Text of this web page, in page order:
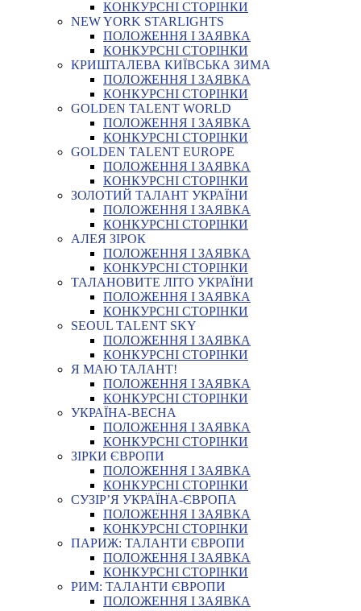
КОНКУРСНІ СТОРІНКИ
NEW YORK STARLIGHTS
ПОЛОЖЕННЯ І ЗАЯВКА
КОНКУРСНІ СТОРІНКИ
КРИШТАЛЕВА КИЇВСЬКА ЗИМА
ПОЛОЖЕННЯ І ЗАЯВКА
КОНКУРСНІ СТОРІНКИ
GOLDEN TALENT WORLD
ПОЛОЖЕННЯ І ЗАЯВКА
КОНКУРСНІ СТОРІНКИ
GOLDEN TALENT EUROPE
ПОЛОЖЕННЯ І ЗАЯВКА
КОНКУРСНІ СТОРІНКИ
ЗОЛОТИЙ ТАЛАНТ УКРАЇНИ
ПОЛОЖЕННЯ І ЗАЯВКА
КОНКУРСНІ СТОРІНКИ
АЛЕЯ ЗІРОК
ПОЛОЖЕННЯ І ЗАЯВКА
КОНКУРСНІ СТОРІНКИ
ТАЛАНОВИТЕ ЛІТО УКРАЇНИ
ПОЛОЖЕННЯ І ЗАЯВКА
КОНКУРСНІ СТОРІНКИ
SEOUL TALENT SKY
ПОЛОЖЕННЯ І ЗАЯВКА
КОНКУРСНІ СТОРІНКИ
Я МАЮ ТАЛАНТ!
ПОЛОЖЕННЯ І ЗАЯВКА
КОНКУРСНІ СТОРІНКИ
УКРАЇНА-ВЕСНА
ПОЛОЖЕННЯ І ЗАЯВКА
КОНКУРСНІ СТОРІНКИ
ЗІРКИ ЄВРОПИ
ПОЛОЖЕННЯ І ЗАЯВКА
КОНКУРСНІ СТОРІНКИ
СУЗІР’Я УКРАЇНА-ЄВРОПА
ПОЛОЖЕННЯ І ЗАЯВКА
КОНКУРСНІ СТОРІНКИ
ПАРИЖ: ТАЛАНТИ ЄВРОПИ
ПОЛОЖЕННЯ І ЗАЯВКА
КОНКУРСНІ СТОРІНКИ
РИМ: ТАЛАНТИ ЄВРОПИ
ПОЛОЖЕННЯ І ЗАЯВКА